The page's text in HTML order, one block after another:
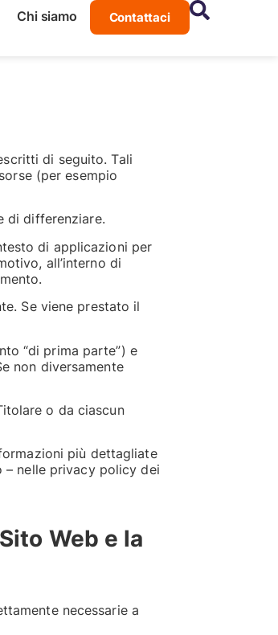
Chi siamo Contattaci
di seguito. Tali
(per esempio
di differenziare.
di applicazioni per
all’interno di
Se viene prestato il
“di prima parte”) e
non diversamente
o da ciascun
più dettagliate
– nelle privacy policy dei
Web e la
necessarie a